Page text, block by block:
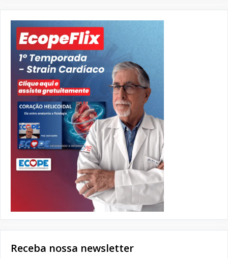
Receba nossa newsletter